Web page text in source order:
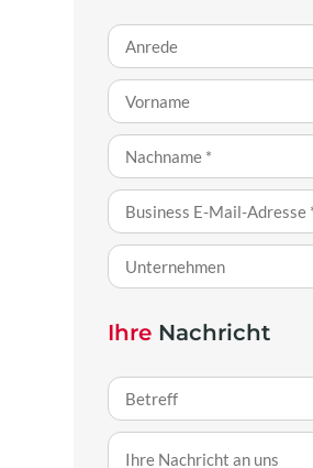
Ihre Nachricht